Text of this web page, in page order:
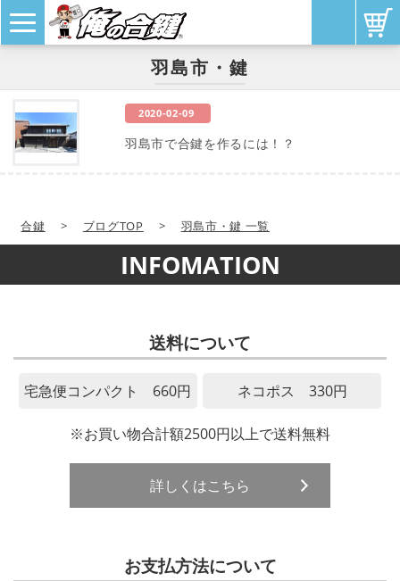
羽島市・鍵
2020-02-09
羽島市で合鍵を作るには！？
合鍵 > ブログTOP > 羽島市・鍵 一覧
INFOMATION
送料について
宅急便コンパクト 660円 ネコポス 330円
※お買い物合計額2500円以上で送料無料
詳しくはこちら
お支払方法について